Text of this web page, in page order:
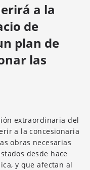
a la
de
plan de
las
extraordinaria del
a la concesionaria
obras necesarias
desde hace
y que afectan al